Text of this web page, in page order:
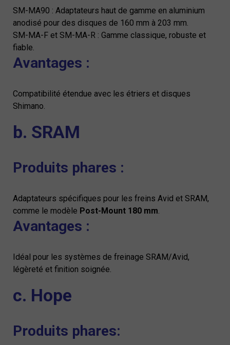
SM-MA90 : Adaptateurs haut de gamme en aluminium
anodisé pour des disques de 160 mm à 203 mm.
SM-MA-F et SM-MA-R : Gamme classique, robuste et
fiable.
Avantages :
Compatibilité étendue avec les étriers et disques
Shimano.
b. SRAM
Produits phares :
Adaptateurs spécifiques pour les freins Avid et SRAM,
comme le modèle Post-Mount 180 mm.
Avantages :
Idéal pour les systèmes de freinage SRAM/Avid,
légèreté et finition soignée.
c. Hope
Produits phares: